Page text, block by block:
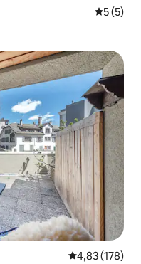
5 av 5 i
5 (5)
4,83 av 5 i
4,83 (178)